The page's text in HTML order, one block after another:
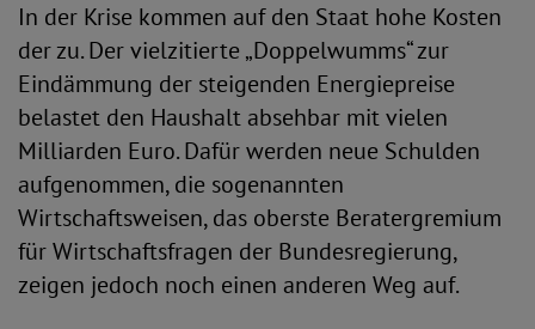
In der Krise kommen auf den Staat hohe Kosten
der zu. Der vielzitierte „Doppelwumms“ zur
Eindämmung der steigenden Energiepreise
belastet den Haushalt absehbar mit vielen
Milliarden Euro. Dafür werden neue Schulden
aufgenommen, die sogenannten
Wirtschaftsweisen, das oberste Beratergremium
für Wirtschaftsfragen der Bundesregierung,
zeigen jedoch noch einen anderen Weg auf.